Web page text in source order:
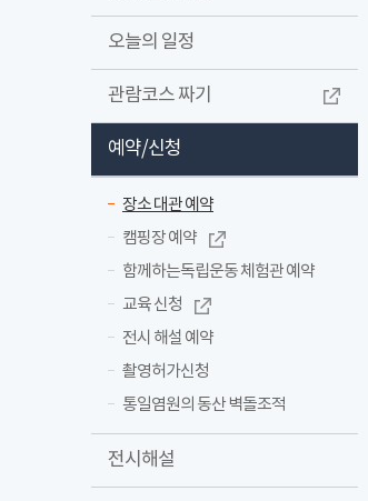
오늘의 일정
관람코스 짜기
예약/신청
장소 대관 예약
캠핑장 예약
함께하는독립운동 체험관 예약
교육 신청
전시 해설 예약
촬영허가신청
통일염원의 동산 벽돌조적
전시해설